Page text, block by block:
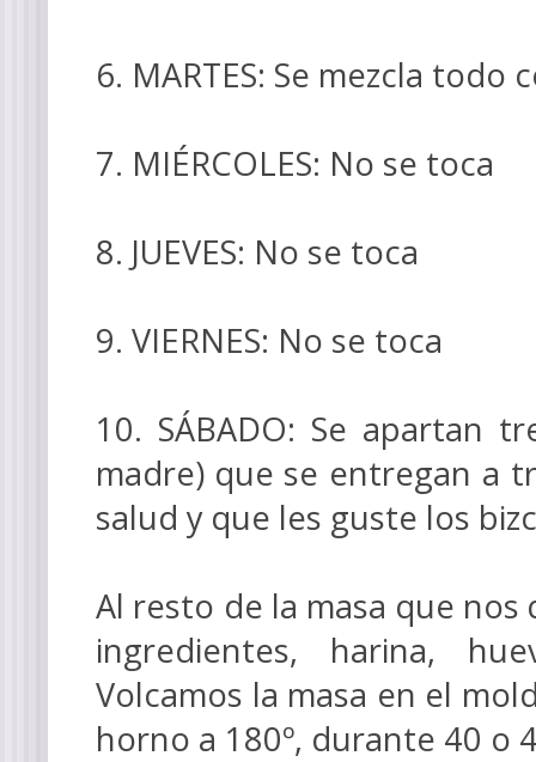
6. MARTES: Se mezcla todo
7. MIÉRCOLES: No se toca
8. JUEVES: No se toca
9. VIERNES: No se toca
10. SÁBADO: Se apartan
madre) que se entregan a
salud y que les guste los
Al resto de la masa que
ingredientes, harina,
Volcamos la masa en el
horno a 180º, durante 40 o